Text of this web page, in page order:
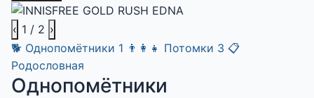
‹ 1 / 2 ›
🐕 Однопомётники 1 👨‍👩‍👧 Потомки 3 📋
Родословная
Однопомётники